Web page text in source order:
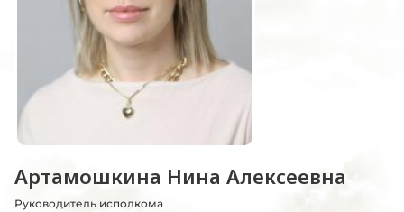
Артамошкина Нина Алексеевна
Руководитель исполкома